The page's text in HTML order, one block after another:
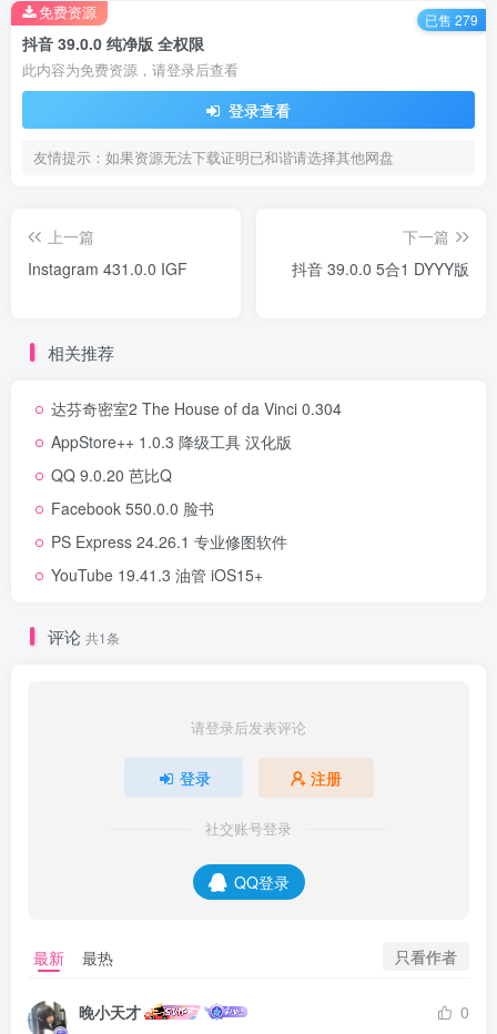
抖音 39.0.0 纯净版 全权限
此内容为免费资源，请登录后查看
登录查看
友情提示：如果资源无法下载证明已和谐请选择其他网盘
免费资源 已售 279
上一篇
Instagram 431.0.0 IGF
下一篇
抖音 39.0.0 5合1 DYYY版
相关推荐
达芬奇密室2 The House of da Vinci 0.304
AppStore++ 1.0.3 降级工具 汉化版
QQ 9.0.20 芭比Q
Facebook 550.0.0 脸书
PS Express 24.26.1 专业修图软件
YouTube 19.41.3 油管 iOS15+
评论 共1条
请登录后发表评论
登录 注册
社交账号登录
QQ登录
最新 最热 只看作者
晚小天才 0